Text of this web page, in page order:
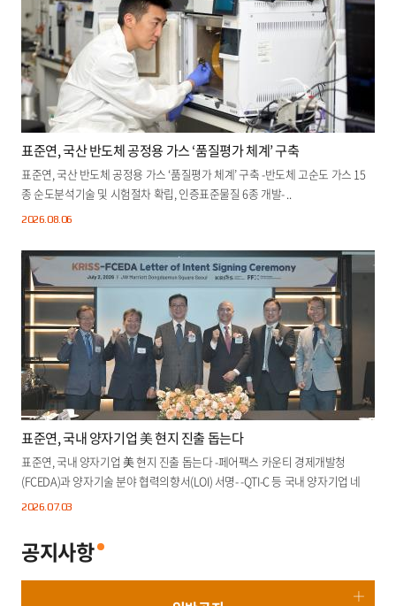
료
기
표준연, 국산 반도체 공정용 가스 ‘품질평가 체계’ 구축
표준연, 국산 반도체 공정용 가스 ‘품질평가 체계’ 구축 -반도체 고순도 가스 15
종 순도분석기술 및 시험절차 확립, 인증표준물질 6종 개발- ..
2026.08. 06
표준연, 국내 양자기업 美 현지 진출 돕는다
표준연, 국내 양자기업 美 현지 진출 돕는다 -페어팩스 카운티 경제개발청
(FCEDA)과 양자기술 분야 협력의향서(LOI) 서명- -QTI-C 등 국내 양자기업 네
트..
2026.07.03
너
너
공지사항